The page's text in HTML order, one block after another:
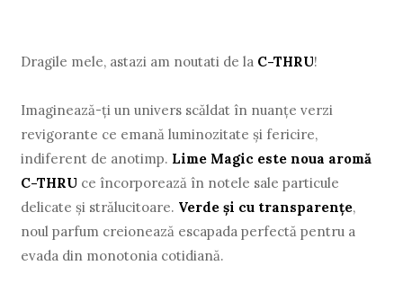
Dragile mele, astazi am noutati de la C-THRU!
Imaginează-ţi un univers scăldat în nuanţe verzi
revigorante ce emană luminozitate şi fericire,
indiferent de anotimp. Lime Magic este noua aromă
C-THRU ce încorporează în notele sale particule
delicate şi strălucitoare. Verde şi cu transparenţe,
noul parfum creionează escapada perfectă pentru a
evada din monotonia cotidiană.